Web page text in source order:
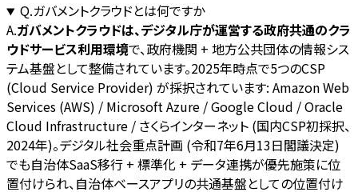
Q.ガバメントクラウドとは何ですか
A.ガバメントクラウドは、デジタル庁が運営する政府共通のクラ
ウドサービス利用環境で、政府機関 + 地方公共団体の情報シス
テム基盤として整備されています。2025年時点で5つのCSP
(Cloud Service Provider) が採択されています: Amazon Web
Services (AWS) / Microsoft Azure / Google Cloud / Oracle
Cloud Infrastructure / さくらインターネット (国内CSP初採択、
2024年)。デジタル社会重点計画 (令和7年6月13日閣議決定)
でも自治体SaaS移行 + 標準化 + データ連携が優先施策に位
置付けられ、自治体ベースアプリの共通基盤としての位置付け